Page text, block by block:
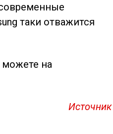
таки отважится
можете на
Источник